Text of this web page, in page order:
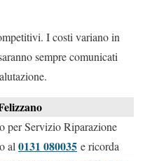
I costi variano in
sempre comunicati
per Servizio Riparazione
al 0131 080035 e ricorda